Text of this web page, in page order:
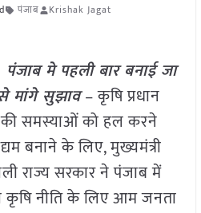
पंजाब Krishak Jagat
पंजाब मे पहली बार बनाई जा
मांगे सुझाव– कृषि प्रधान
की समस्याओं को हल करने
बनाने के लिए, मुख्यमंत्री
राज्य सरकार ने पंजाब में
कृषि नीति के लिए आम जनता